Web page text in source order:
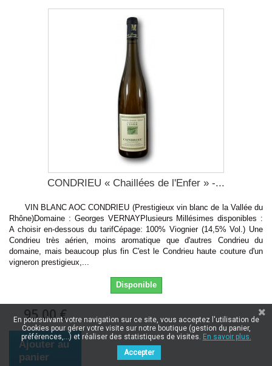
CONDRIEU « Chaillées de l'Enfer » -...
VIN BLANC AOC CONDRIEU (Prestigieux vin blanc de la Vallée du
Rhône)Domaine : Georges VERNAYPlusieurs Millésimes disponibles :
A choisir en-dessous du tarifCépage: 100% Viognier (14,5% Vol.) Une
Condrieu très aérien, moins aromatique que d'autres Condrieu du
domaine, mais beaucoup plus fin C'est le Condrieu haute couture d'un
vigneron prestigieux,...
Disponible
95,00 €
Ajouter au
panier
En poursuivant votre navigation sur ce site, vous acceptez l'utilisation de
Cookies pour gérer votre visite sur notre boutique (gestion du panier,
préférences,...) et réaliser des statistiques de visites. En savoir plus.
Accepter